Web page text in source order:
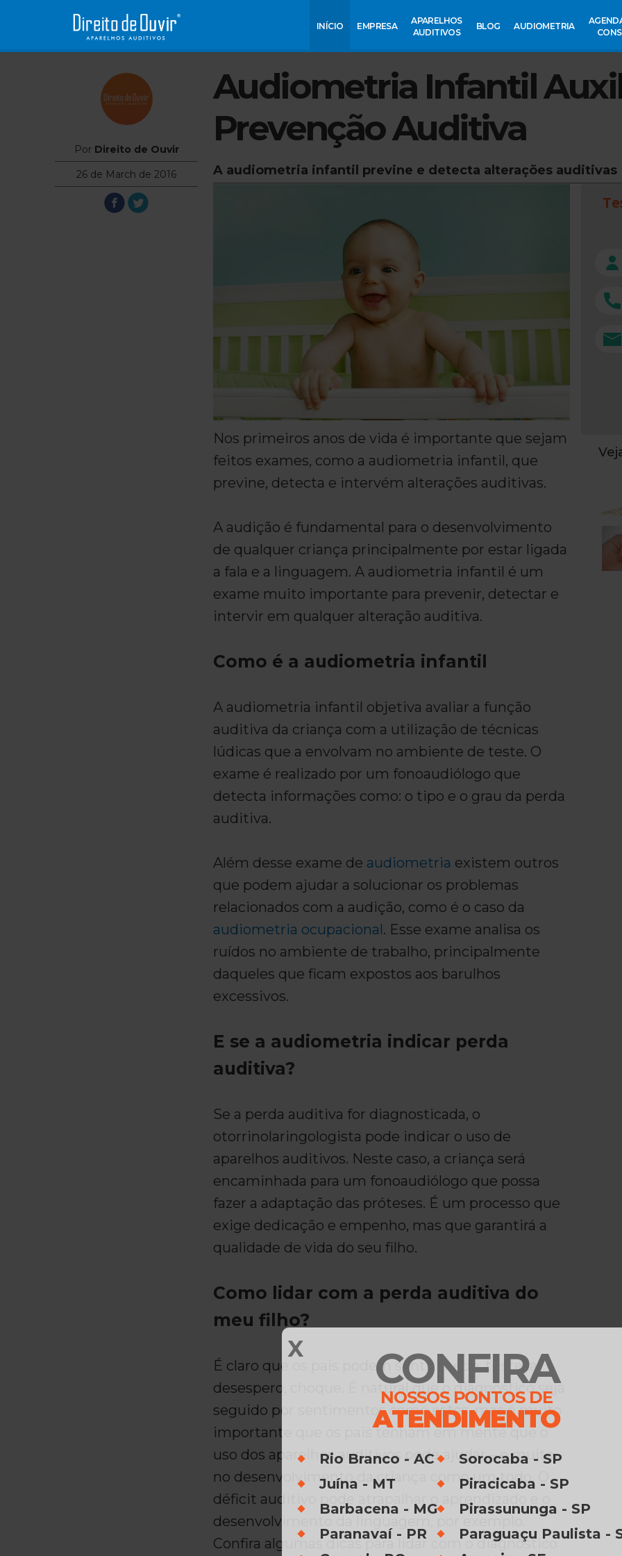
INÍCIO EMPRESA
APARELHOS
AUDITIVOS
BLOG AUDIOMETRIA
X CONFIRA
NOSSOS PONTOS DE
ATENDIMENTO
Rio Branco - AC
Juína - MT
Barbacena - MG
Paranavaí - PR
Sorocaba - SP
Piracicaba - SP
Pirassununga - SP
Paraguaçu Paulista -
Por Direito de Ouvir
26 de March de 2016
Audiometria Infantil
Prevenção Auditiva
A audiometria infantil previne e detecta alterações auditivas
Nos primeiros anos de vida é importante que sejam
feitos exames, como a audiometria infantil, que
previne, detecta e intervém alterações auditivas.
A audição é fundamental para o desenvolvimento
de qualquer criança principalmente por estar ligada
a fala e a linguagem. A audiometria infantil é um
exame muito importante para prevenir, detectar e
intervir em qualquer alteração auditiva.
Como é a audiometria infantil
A audiometria infantil objetiva avaliar a função
auditiva da criança com a utilização de técnicas
lúdicas que a envolvam no ambiente de teste. O
exame é realizado por um fonoaudiólogo que
detecta informações como: o tipo e o grau da perda
auditiva.
Além desse exame de audiometria existem outros
que podem ajudar a solucionar os problemas
relacionados com a audição, como é o caso da
audiometria ocupacional. Esse exame analisa os
ruídos no ambiente de trabalho, principalmente
daqueles que ficam expostos aos barulhos
excessivos.
E se a audiometria indicar perda
auditiva?
Se a perda auditiva for diagnosticada, o
otorrinolaringologista pode indicar o uso de
aparelhos auditivos. Neste caso, a criança será
encaminhada para um fonoaudiólogo que possa
fazer a adaptação das próteses. É um processo que
exige dedicação e empenho, mas que garantirá a
qualidade de vida do seu filho.
Como lidar com a perda auditiva do
meu filho?
É claro que os pais podem sentir medo, tristeza,
desespero, choque. É natural que o diagnóstico seja
seguido por sentimentos como estes, mas é muito
importante que os pais tenham em mente que o
uso dos aparelhos auditivos pode ajudar – e muito –
no desenvolvimento da criança como um todo. O
déficit auditivo pode atrapalhar o aprendizado e o
desenvolvimento da linguagem, por exemplo.
Confira algumas dicas para lidar com o diagnóstico